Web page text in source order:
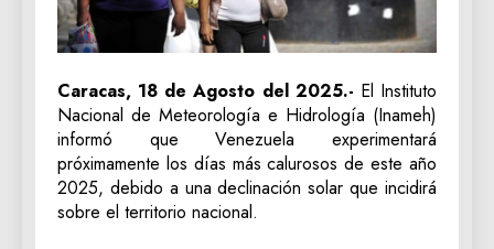
Caracas, 18 de Agosto del 2025.- El Instituto
Nacional de Meteorología e Hidrología (Inameh)
informó que Venezuela experimentará
próximamente los días más calurosos de este año
2025, debido a una declinación solar que incidirá
sobre el territorio nacional.